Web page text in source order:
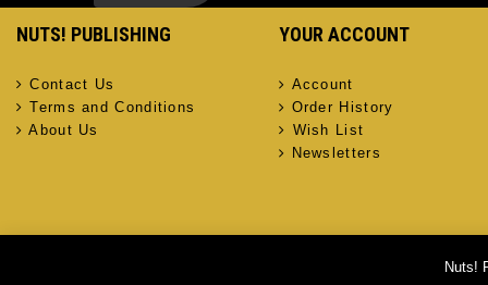
NUTS! PUBLISHING
Contact Us
Terms and Conditions
About Us
YOUR ACCOUNT
Account
Order History
Wish List
Newsletters
Nuts!